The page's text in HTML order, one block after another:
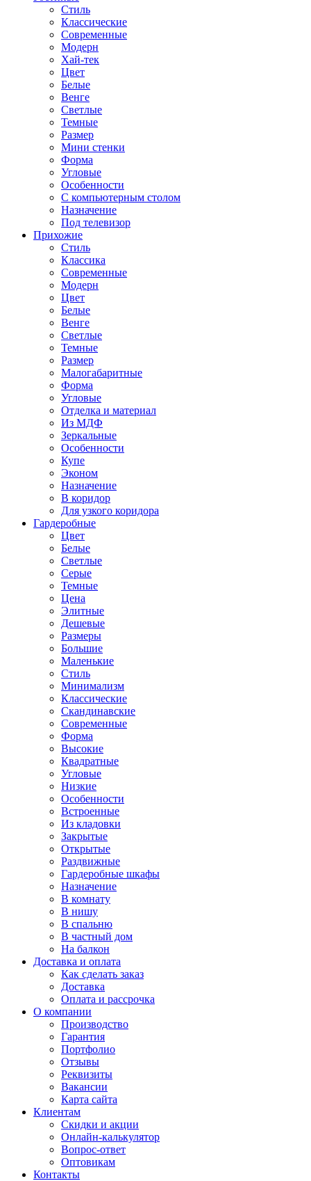
Стиль
Классические
Современные
Модерн
Хай-тек
Цвет
Белые
Венге
Светлые
Темные
Размер
Мини стенки
Форма
Угловые
Особенности
С компьютерным столом
Назначение
Под телевизор
Прихожие
Стиль
Классика
Современные
Модерн
Цвет
Белые
Венге
Светлые
Темные
Размер
Малогабаритные
Форма
Угловые
Отделка и материал
Из МДФ
Зеркальные
Особенности
Купе
Эконом
Назначение
В коридор
Для узкого коридора
Гардеробные
Цвет
Белые
Светлые
Серые
Темные
Цена
Элитные
Дешевые
Размеры
Большие
Маленькие
Стиль
Минимализм
Классические
Скандинавские
Современные
Форма
Высокие
Квадратные
Угловые
Низкие
Особенности
Встроенные
Из кладовки
Закрытые
Открытые
Раздвижные
Гардеробные шкафы
Назначение
В комнату
В нишу
В спальню
В частный дом
На балкон
Доставка и оплата
Как сделать заказ
Доставка
Оплата и рассрочка
О компании
Производство
Гарантия
Портфолио
Отзывы
Реквизиты
Вакансии
Карта сайта
Клиентам
Скидки и акции
Онлайн-калькулятор
Вопрос-ответ
Оптовикам
Контакты